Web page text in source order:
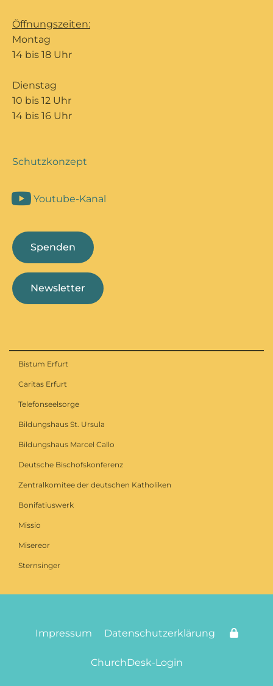
Öffnungszeiten:
Montag
14 bis 18 Uhr
Dienstag
10 bis 12 Uhr
14 bis 16 Uhr
Schutzkonzept
Youtube-Kanal
Spenden
Newsletter
Bistum Erfurt
Caritas Erfurt
Telefonseelsorge
Bildungshaus St. Ursula
Bildungshaus Marcel Callo
Deutsche Bischofskonferenz
Zentralkomitee der deutschen Katholiken
Bonifatiuswerk
Missio
Misereor
Sternsinger
Impressum Datenschutzerklärung
ChurchDesk-Login